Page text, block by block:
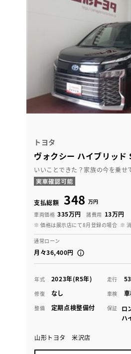
トヨタ
ヴォクシー ハイブリッド
いいことできた？家族の今を乗せ
支払総額 348 万円
車両価格 335万円 諸費用 13万円
※ 価格は展示店にて8月登録の場合 ※
通常ローン
月々36,400円
年式 2023年(R5年) 走行
修復 なし 車検
整備 定期点検整備付 保証
ロ
ハ
山形トヨタ 米沢店